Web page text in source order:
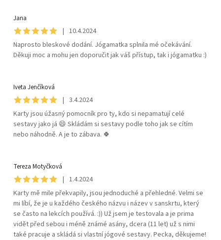
Jana
| 10.4.2024
Naprosto bleskové dodání. Jógamatka splnila mé očekávání.
Děkuji moc a mohu jen doporučit jak váš přístup, tak i jógamatku :)
Iveta Jenčíková
| 3.4.2024
Karty jsou úžasný pomocník pro ty, kdo si nepamatují celé
sestavy jako já 😄 Skládám si sestavy podle toho jak se cítím
nebo náhodně. A je to zábava. 🍀
Tereza Motyčková
| 1.4.2024
Karty mě mile překvapily, jsou jednoduché a přehledné. Velmi se
mi líbí, že je u každého českého názvu i název v sanskrtu, který
se často na lekcích používá. :)) Už jsem je testovala a je prima
vidět před sebou i méně známé asány, dcera (11 let) už s nimi
také pracuje a skládá si vlastní jógové sestavy. Pecka, děkujeme!